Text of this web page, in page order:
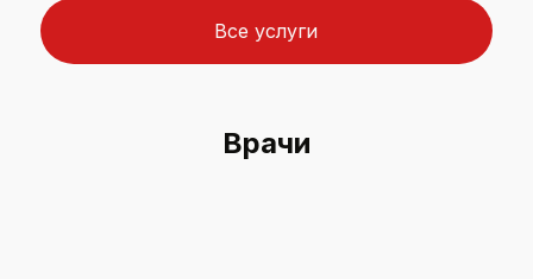
Все услуги
Врачи